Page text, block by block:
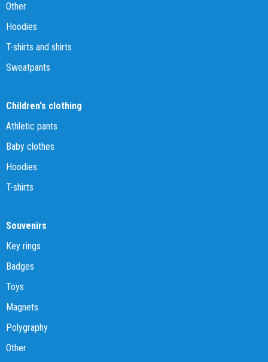
Other
Hoodies
T-shirts and shirts
Sweatpants
Children's clothing
Athletic pants
Baby clothes
Hoodies
T-shirts
Souvenirs
Key rings
Badges
Toys
Magnets
Polygraphy
Other